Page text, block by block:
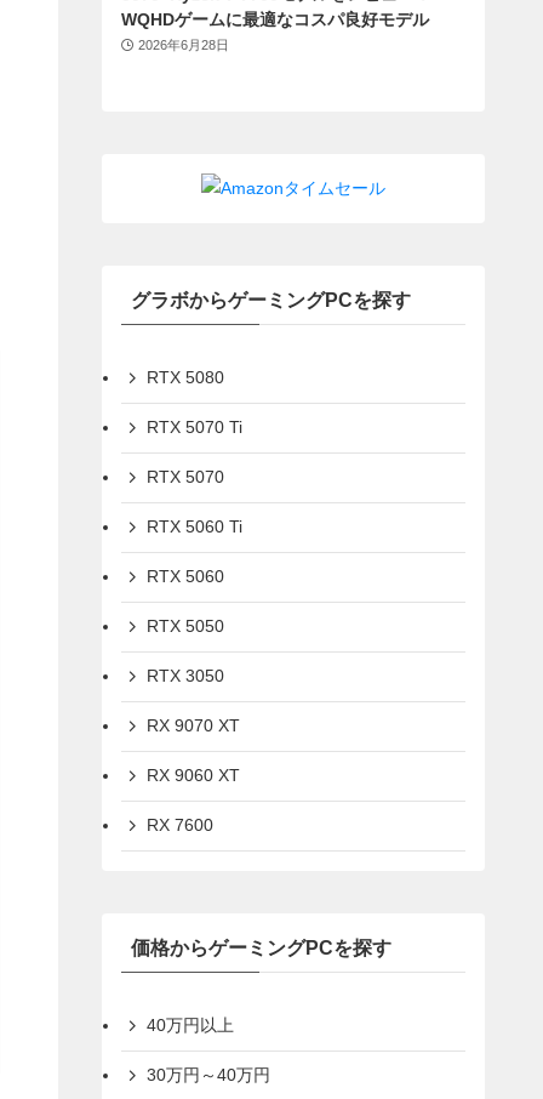
WQHDゲームに最適なコスパ良好モデル
2026年6月28日
グラボからゲーミングPCを探す
RTX 5080
RTX 5070 Ti
RTX 5070
RTX 5060 Ti
RTX 5060
RTX 5050
RTX 3050
RX 9070 XT
RX 9060 XT
RX 7600
価格からゲーミングPCを探す
40万円以上
30万円～40万円